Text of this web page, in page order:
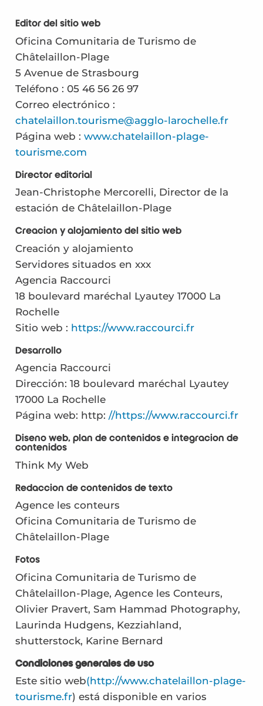
Editor del sitio web
Oficina Comunitaria de Turismo de
Châtelaillon-Plage
5 Avenue de Strasbourg
Teléfono : 05 46 56 26 97
Correo electrónico :
chatelaillon.tourisme@agglo-larochelle.fr
Página web : www.chatelaillon-plage-
tourisme.com
Director editorial
Jean-Christophe Mercorelli, Director de la
estación de Châtelaillon-Plage
Creación y alojamiento del sitio web
Creación y alojamiento
Servidores situados en xxx
Agencia Raccourci
18 boulevard maréchal Lyautey 17000 La
Rochelle
Sitio web : https://www.raccourci.fr
Desarrollo
Agencia Raccourci
Dirección: 18 boulevard maréchal Lyautey
17000 La Rochelle
Página web: http: //https://www.raccourci.fr
Diseño web, plan de contenidos e integración de
contenidos
Think My Web
Redacción de contenidos de texto
Agence les conteurs
Oficina Comunitaria de Turismo de
Châtelaillon-Plage
Fotos
Oficina Comunitaria de Turismo de
Châtelaillon-Plage, Agence les Conteurs,
Olivier Pravert, Sam Hammad Photography,
Laurinda Hudgens, Kezziahland,
shutterstock, Karine Bernard
Condiciones generales de uso
Este sitio web(http://www.chatelaillon-plage-
tourisme.fr) está disponible en varios